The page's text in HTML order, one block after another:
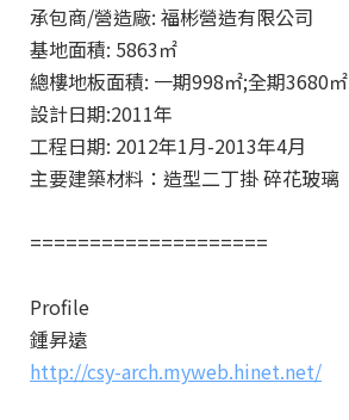
承包商/營造廠: 福彬營造有限公司
基地面積: 5863㎡
總樓地板面積: 一期998㎡;全期3680㎡
設計日期:2011年
工程日期: 2012年1月-2013年4月
主要建築材料：造型二丁掛 碎花玻璃
====================
Profile
鍾昇遠
http://csy-arch.myweb.hinet.net/